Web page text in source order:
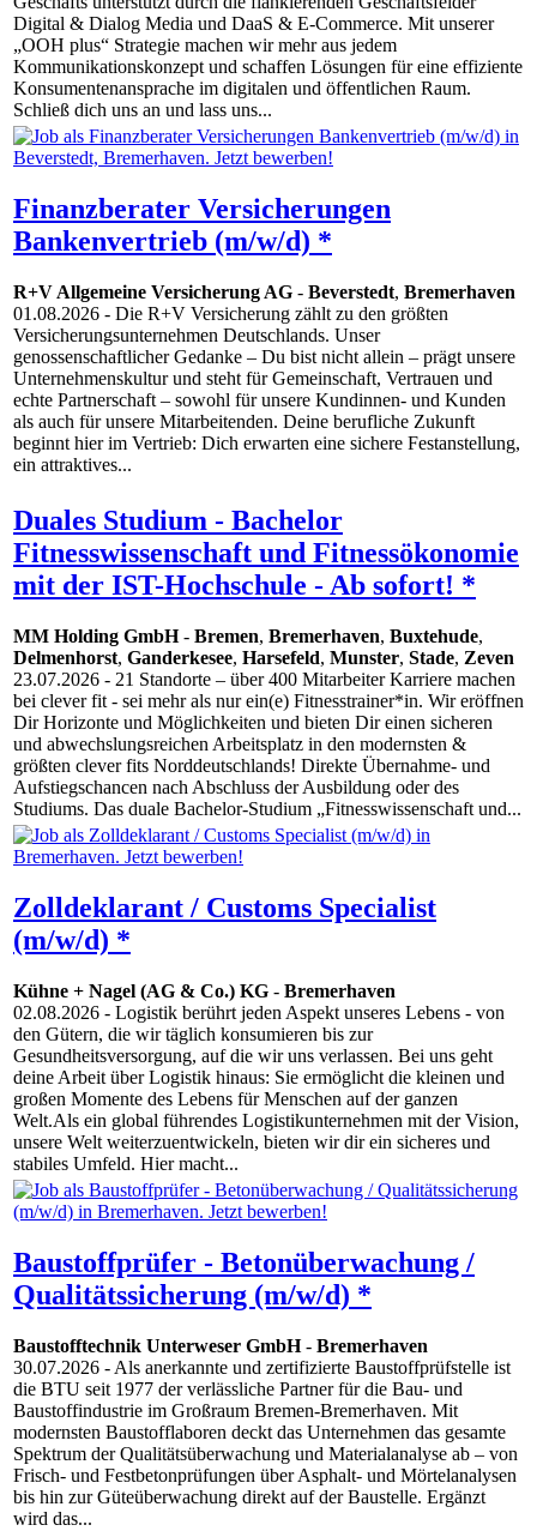
Digital & Dialog Media und DaaS & E-Commerce. Mit unserer
„OOH plus“ Strategie machen wir mehr aus jedem
Kommunikationskonzept und schaffen Lösungen für eine effiziente
Konsumentenansprache im digitalen und öffentlichen Raum.
Schließ dich uns an und lass uns...
Finanzberater Versicherungen
Bankenvertrieb (m/w/d) *
R+V Allgemeine Versicherung AG - Beverstedt, Bremerhaven
01.08.2026 - Die R+V Versicherung zählt zu den größten
Versicherungsunternehmen Deutschlands. Unser
genossenschaftlicher Gedanke – Du bist nicht allein – prägt unsere
Unternehmenskultur und steht für Gemeinschaft, Vertrauen und
echte Partnerschaft – sowohl für unsere Kundinnen- und Kunden
als auch für unsere Mitarbeitenden. Deine berufliche Zukunft
beginnt hier im Vertrieb: Dich erwarten eine sichere Festanstellung,
ein attraktives...
Duales Studium - Bachelor
Fitnesswissenschaft und Fitnessökonomie
mit der IST-Hochschule - Ab sofort! *
MM Holding GmbH- Bremen, Bremerhaven, Buxtehude,
Delmenhorst, Ganderkesee, Harsefeld, Munster, Stade, Zeven
23.07.2026 - 21 Standorte – über 400 Mitarbeiter Karriere machen
bei clever fit - sei mehr als nur ein(e) Fitnesstrainer*in. Wir eröffnen
Dir Horizonte und Möglichkeiten und bieten Dir einen sicheren
und abwechslungsreichen Arbeitsplatz in den modernsten &
größten clever fits Norddeutschlands! Direkte Übernahme- und
Aufstiegschancen nach Abschluss der Ausbildung oder des
Studiums. Das duale Bachelor-Studium „Fitnesswissenschaft und...
Zolldeklarant / Customs Specialist
(m/w/d) *
Kühne + Nagel (AG & Co.) KG - Bremerhaven
02.08.2026 - Logistik berührt jeden Aspekt unseres Lebens - von
den Gütern, die wir täglich konsumieren bis zur
Gesundheitsversorgung, auf die wir uns verlassen. Bei uns geht
deine Arbeit über Logistik hinaus: Sie ermöglicht die kleinen und
großen Momente des Lebens für Menschen auf der ganzen
Welt.Als ein global führendes Logistikunternehmen mit der Vision,
unsere Welt weiterzuentwickeln, bieten wir dir ein sicheres und
stabiles Umfeld. Hier macht...
Baustoffprüfer - Betonüberwachung /
Qualitätssicherung (m/w/d) *
Baustofftechnik Unterweser GmbH- Bremerhaven
30.07.2026 - Als anerkannte und zertifizierte Baustoffprüfstelle ist
die BTU seit 1977 der verlässliche Partner für die Bau- und
Baustoffindustrie im Großraum Bremen-Bremerhaven. Mit
modernsten Baustofflaboren deckt das Unternehmen das gesamte
Spektrum der Qualitätsüberwachung und Materialanalyse ab – von
Frisch- und Festbetonprüfungen über Asphalt- und Mörtelanalysen
bis hin zur Güteüberwachung direkt auf der Baustelle. Ergänzt
wird das...